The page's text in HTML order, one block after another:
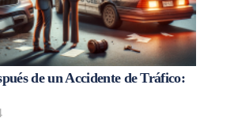
de un Accidente de Tráfico: